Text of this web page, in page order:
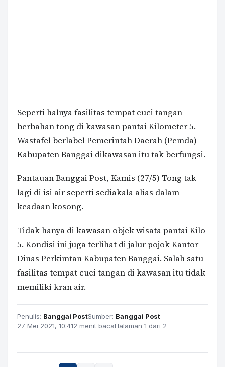
Seperti halnya fasilitas tempat cuci tangan
berbahan tong di kawasan pantai Kilometer 5.
Wastafel berlabel Pemerintah Daerah (Pemda)
Kabupaten Banggai dikawasan itu tak berfungsi.
Pantauan Banggai Post, Kamis (27/5) Tong tak
lagi di isi air seperti sediakala alias dalam
keadaan kosong.
Tidak hanya di kawasan objek wisata pantai Kilo
5. Kondisi ini juga terlihat di jalur pojok Kantor
Dinas Perkimtan Kabupaten Banggai. Salah satu
fasilitas tempat cuci tangan di kawasan itu tidak
memiliki kran air.
Penulis: Banggai PostSumber: Banggai Post
27 Mei 2021, 10:412 menit bacaHalaman 1 dari 2